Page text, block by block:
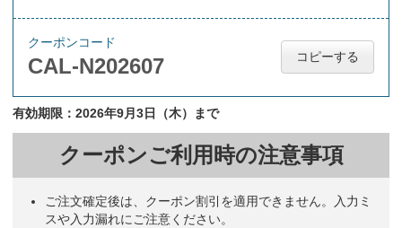
クーポンコード
CAL-N202607 コピーする
有効期限：2026年9月3日（木）まで
クーポンご利用時の注意事項
ご注文確定後は、クーポン割引を適用できません。入力ミ
スや入力漏れにご注意ください。